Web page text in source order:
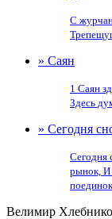
С
» Саян
1 Саян
Здесь
» Сегодня
Сегодня
рынок, И
Велимир